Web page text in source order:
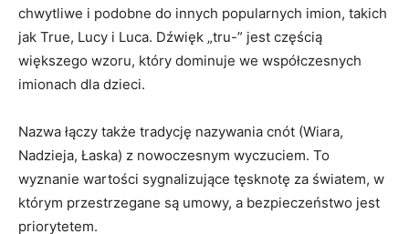
chwytliwe i podobne do innych popularnych imion, takich
jak True, Lucy i Luca. Dźwięk „tru-” jest częścią
większego wzoru, który dominuje we współczesnych
imionach dla dzieci.
Nazwa łączy także tradycję nazywania cnót (Wiara,
Nadzieja, Łaska) z nowoczesnym wyczuciem. To
wyznanie wartości sygnalizujące tęsknotę za światem, w
którym przestrzegane są umowy, a bezpieczeństwo jest
priorytetem.